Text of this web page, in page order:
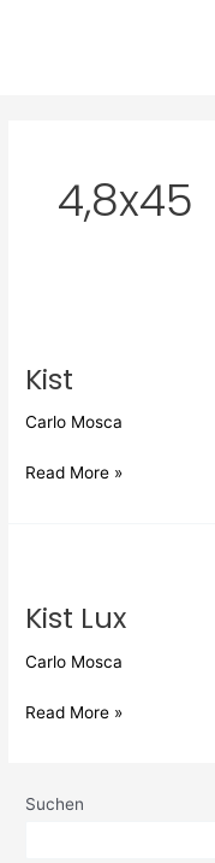
4,8x45
Kist
Carlo Mosca
Read More »
Kist Lux
Carlo Mosca
Read More »
Suchen